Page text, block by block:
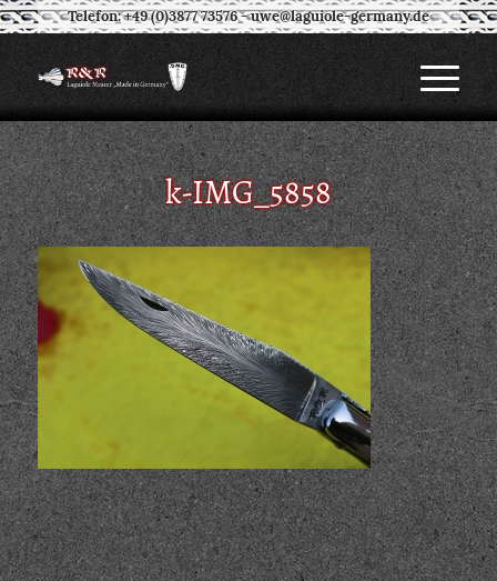
Telefon: +49 (0)3877 73576-uwe@laguiole-germany.de
k-IMG_5858